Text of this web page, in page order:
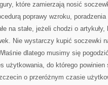
które zamierzają nosić
poprawy wzroku,
na stałe, jeżeli chodzi o
Nie wystarczy kupić soczewki
dlatego musimy się
użytkowania, do którego
o przeróżnym czasie